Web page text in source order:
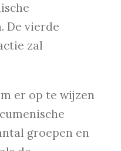
De vierde
zal
er op te wijzen
groepen en